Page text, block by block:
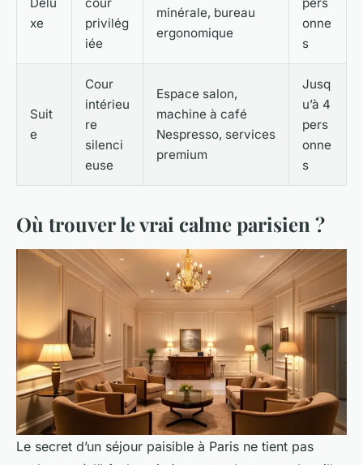
xe
privilég
iée
minérale, bureau
ergonomique
onne
s
Suit
e
Cour
intérieu
re
silenci
euse
Espace salon,
machine à café
Nespresso, services
premium
Jusq
u’à 4
pers
onne
s
Où trouver le vrai calme parisien ?
Le secret d’un séjour paisible à Paris ne tient pas